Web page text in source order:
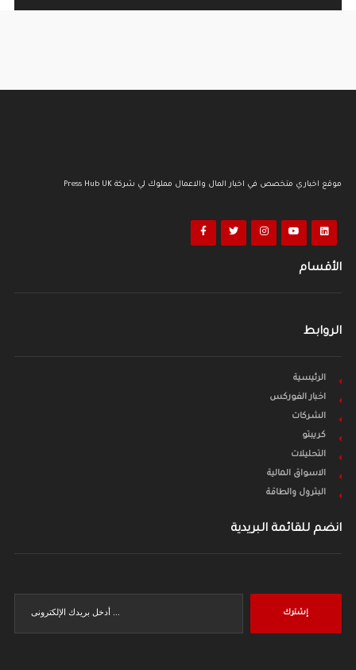
الصدمة؟
الاثنين 13 يوليو 2026
موقع اخباري متخصص في اخبار المال والاعمال مملوك لي شركة Press Hub UK
الأقسام
الروابط
الرئيسية
اخبار الفوركس
الشركات
كريبتو
التحليلات
الاسواق المالية
البترول والطاقة
انضم للقائمة البريدية
إشترك